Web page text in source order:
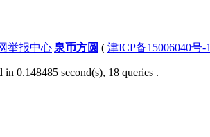
举报中心|泉币方圆 ( 津ICP备15006040号-1
in 0.148485 second(s), 18 queries .